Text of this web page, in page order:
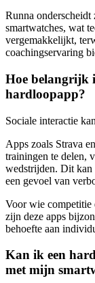
Runna onderscheidt
smartwatches, wat
vergemakkelijkt,
coachingservaring
Hoe belangrijk
hardloopapp?
Sociale interactie
Apps zoals Strava
trainingen te delen,
wedstrijden. Dit kan
een gevoel van
Voor wie competitie
zijn deze apps
behoefte aan
Kan ik een
met mijn